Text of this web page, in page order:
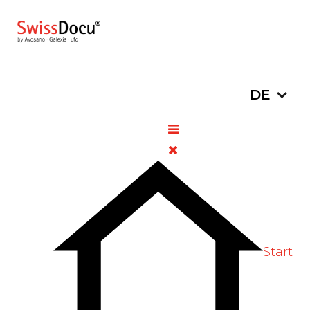
DE
Start
Nationale Impfwoche 10. - 15.
Allgemeine
Informationen
/5
Bitte bewerten